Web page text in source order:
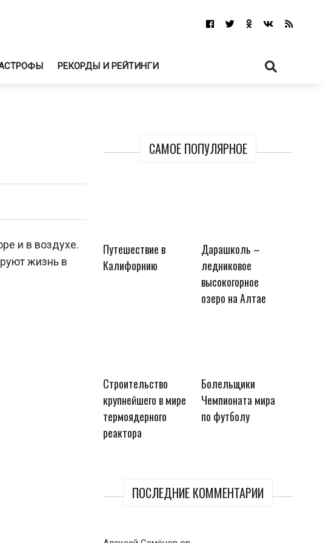
РЕКОРДЫ И РЕЙТИНГИ
САМОЕ ПОПУЛЯРНОЕ
Путешествие в
Калифорнию
Дарашколь –
ледниковое
высокогорное
озеро на Алтае
Строительство
крупнейшего в мире
термоядерного
реактора
Болельщики
Чемпионата мира
по футболу
ПОСЛЕДНИЕ КОММЕНТАРИИ
и в воздухе.
жизнь в